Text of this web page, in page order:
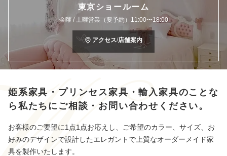
東京ショールーム
金曜 / 土曜営業（要予約）11:00〜18:00
アクセス/店舗案内
姫系家具・プリンセス家具・輸入家具のことな
ら 私たちにご相談・お問い合わせください。
お客様のご要望に1点1点お応えし、ご希望のカラー、サイズ、お
好みのデザインで設計したエレガントで上質なオーダーメイド家
具を製作いたします。